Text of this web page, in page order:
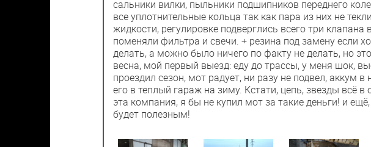
сальники вилки, пыльники подшипников переднего
все уплотнительные кольца так как пара из них не
жидкости, регулировке подверглись всего три
поменяли фильтра и свечи. + резина под замену если
делать, а можно было ничего по факту не делать, но
весна, мой первый выезд: еду до трассы, у меня шок,
проездил сезон, мот радует, ни разу не подвел,
его в теплый гараж на зиму. Кстати, цепь, звезды всё
эта компания, я бы не купил мот за такие деньги! и
будет полезным!